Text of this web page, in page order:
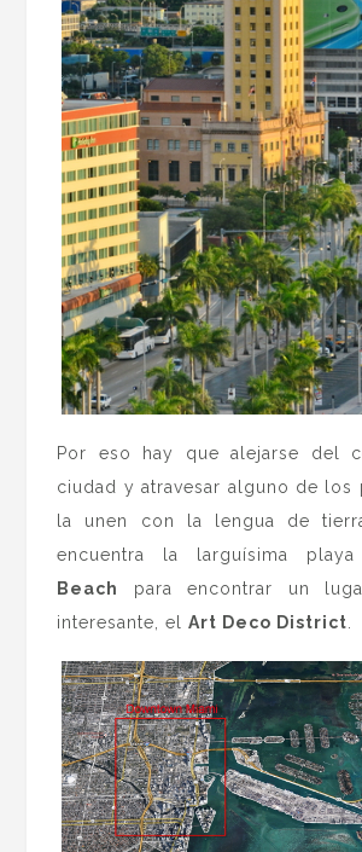
Por eso hay que alejarse del
ciudad y atravesar alguno de los
la unen con la lengua de
encuentra la larguísima
Beach
para encontrar un
interesante, elArt Deco District.